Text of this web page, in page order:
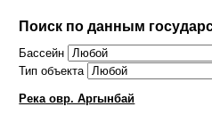
Поиск по данным
Бассейн
Тип объекта
Река овр. Аргынбай